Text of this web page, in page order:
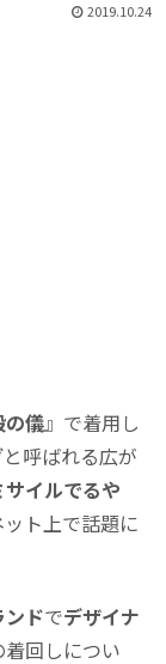
2019.10.24
の儀』で着用し
と呼ばれる広が
サイルでるや
ト上で話題に
ンドでデザイナ
回しについ